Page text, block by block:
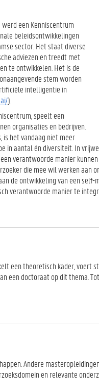
een Kenniscentrum
beleidsontwikkelingen
sector. Het staat diverse
adviezen en treedt met
te ontwikkelen. Het is de
stem worden
intelligentie in
).
speelt een
organisaties en bedrijven.
is het vandaag niet meer
in aantal én diversiteit. In
verantwoorde manier
die mee wil werken aan
de ontwikkeling van een
verantwoorde manier te
een theoretisch kader,
een doctoraat op dit thema.
Andere
en relevante